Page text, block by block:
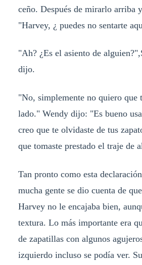
ceño. Después de mirarlo arriba
"Harvey, ¿ puedes no sentarte
"Ah? ¿Es el asiento de
dijo.
"No, simplemente no quiero que
lado." Wendy dijo: "Es bueno
creo que te olvidaste de tus
que tomaste prestado el traje de
Tan pronto como esta
mucha gente se dio cuenta de
Harvey no le encajaba bien,
textura. Lo más importante era
de zapatillas con algunos
izquierdo incluso se podía ver.